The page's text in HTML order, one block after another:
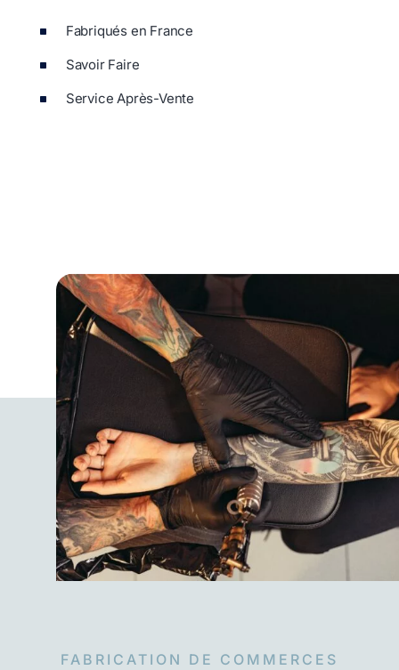
Fabriqués en France
Savoir Faire
Service Après-Vente
FABRICATION DE COMMERCES